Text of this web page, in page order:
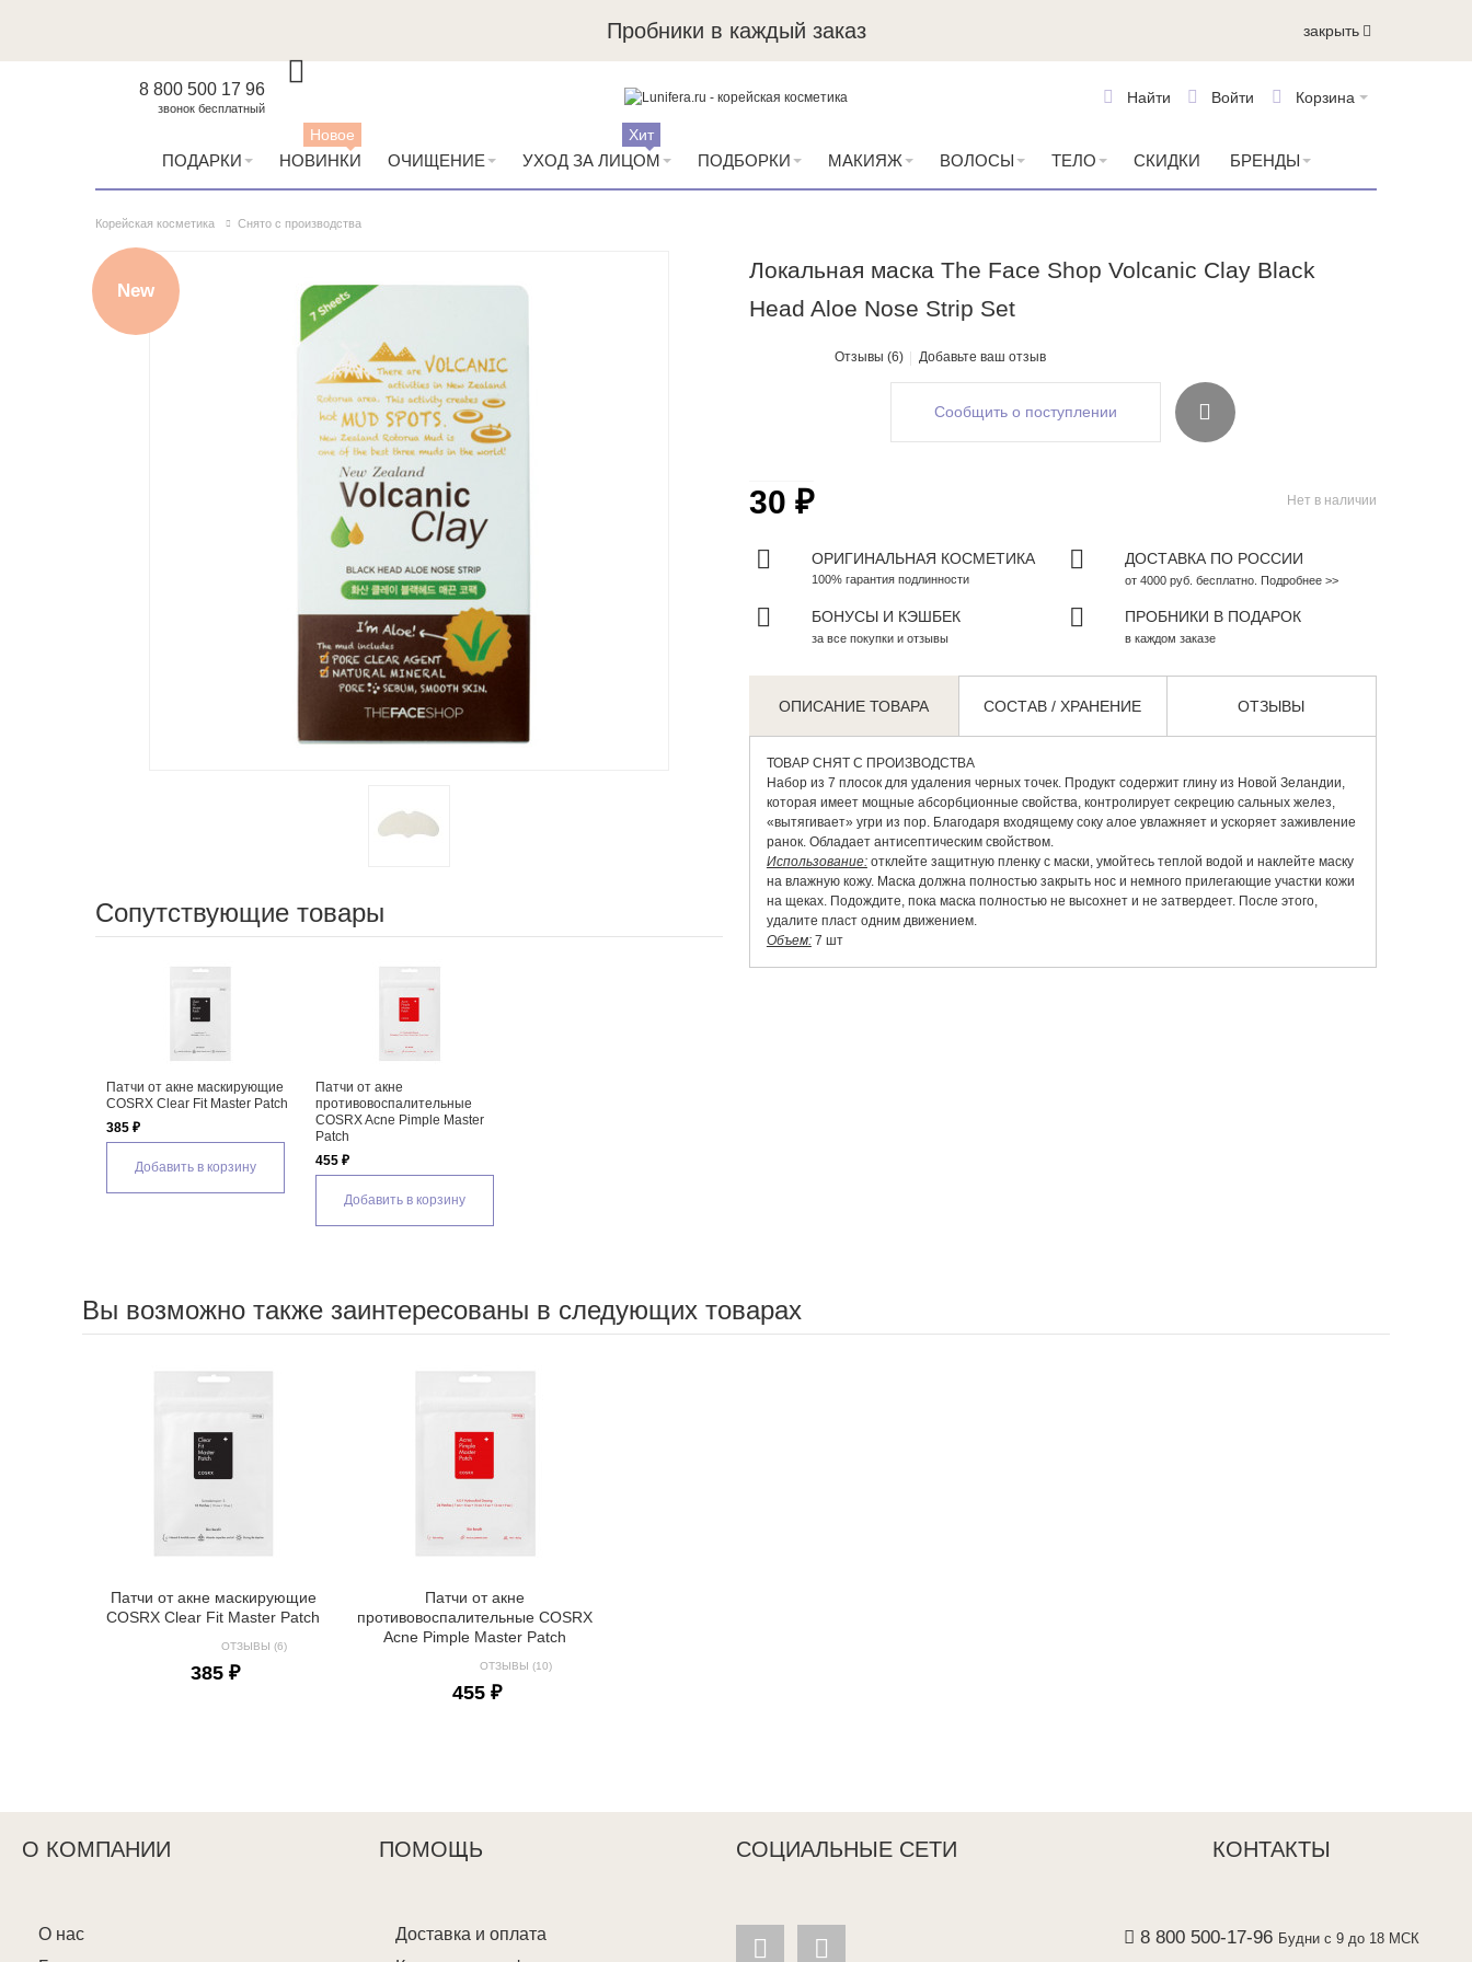
Пробники в каждый заказ закрыть
8 800 500 17 96
звонок бесплатный
Корзина
Войти
Найти
ПОДАРКИ НОВИНКИ
Новое
ОЧИЩЕНИЕ УХОД ЗА ЛИЦОМ
Хит
ПОДБОРКИ МАКИЯЖ ВОЛОСЫ ТЕЛО СКИДКИ БРЕНДЫ
Корейская косметика Снято с производства
Локальная маска The Face Shop Volcanic Clay Black
Head Aloe Nose Strip Set
Отзывы (6) Добавьте ваш отзыв
New
Сопутствующие товары
Патчи от акне маскирующие
COSRX Clear Fit Master Patch
385 ₽
Добавить в корзину
Патчи от акне
противовоспалительные
COSRX Acne Pimple Master
Patch
455 ₽
Добавить в корзину
Сообщить о поступлении
Нет в наличии
30 ₽
ОРИГИНАЛЬНАЯ КОСМЕТИКА
100% гарантия подлинности
ДОСТАВКА ПО РОССИИ
от 4000 руб. бесплатно. Подробнее >>
БОНУСЫ И КЭШБЕК
за все покупки и отзывы
ПРОБНИКИ В ПОДАРОК
в каждом заказе
ОПИСАНИЕ ТОВАРА СОСТАВ / ХРАНЕНИЕ ОТЗЫВЫ
ТОВАР СНЯТ С ПРОИЗВОДСТВА
Набор из 7 плосок для удаления черных точек. Продукт содержит глину из Новой Зеландии,
которая имеет мощные абсорбционные свойства, контролирует секрецию сальных желез,
«вытягивает» угри из пор. Благодаря входящему соку алое увлажняет и ускоряет заживление
ранок. Обладает антисептическим свойством.
Использование:отклейте защитную пленку с маски, умойтесь теплой водой и наклейте маску
на влажную кожу. Маска должна полностью закрыть нос и немного прилегающие участки кожи
на щеках. Подождите, пока маска полностью не высохнет и не затвердеет. После этого,
удалите пласт одним движением.
Объем:7 шт
Вы возможно также заинтересованы в следующих товарах
Патчи от акне маскирующие
COSRX Clear Fit Master Patch
ОТЗЫВЫ (6)
385 ₽
Патчи от акне
противовоспалительные COSRX
Acne Pimple Master Patch
ОТЗЫВЫ (10)
455 ₽
О КОМПАНИИ ПОМОЩЬ СОЦИАЛЬНЫЕ СЕТИ КОНТАКТЫ
О нас
Доставка и оплата
8 800 500-17-96 Будни с 9 до 18 МСК